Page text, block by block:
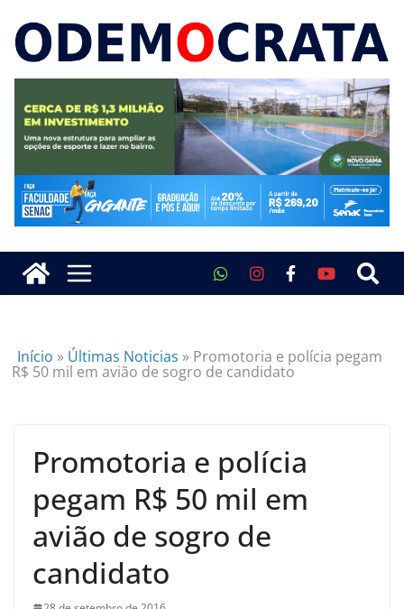
Início » Últimas Noticias » Promotoria e polícia pegam
R$ 50 mil em avião de sogro de candidato
Promotoria e polícia
pegam R$ 50 mil em
avião de sogro de
candidato